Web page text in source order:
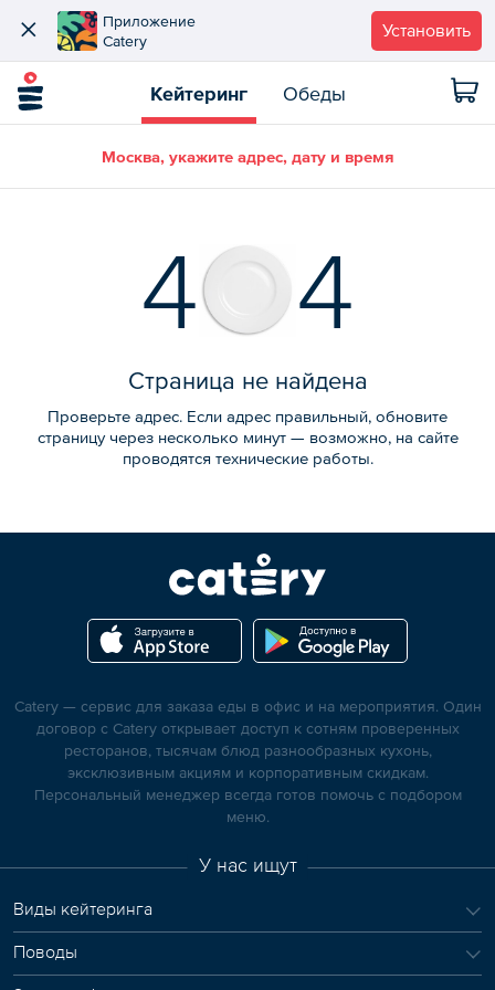
Приложение
Catery
Установить
Кейтеринг Обеды
Москва, укажите адрес, дату и время
4 4
Страница не найдена
Проверьте адрес. Если адрес правильный, обновите
страницу через несколько минут — возможно, на сайте
проводятся технические работы.
Catery — сервис для заказа еды в офис и на мероприятия. Один
договор с Catery открывает доступ к сотням проверенных
ресторанов, тысячам блюд разнообразных кухонь,
эксклюзивным акциям и корпоративным скидкам.
Персональный менеджер всегда готов помочь с подбором
меню.
У нас ищут
Виды кейтеринга
Поводы